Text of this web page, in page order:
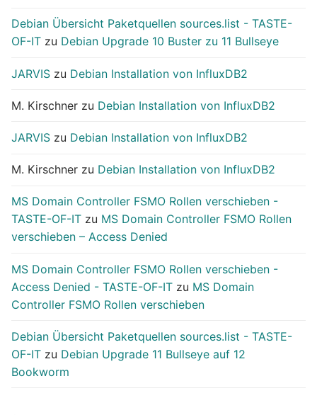
Debian Übersicht Paketquellen sources.list - TASTE-
OF-IT zu Debian Upgrade 10 Buster zu 11 Bullseye
JARVIS zu Debian Installation von InfluxDB2
M. Kirschner zu Debian Installation von InfluxDB2
JARVIS zu Debian Installation von InfluxDB2
M. Kirschner zu Debian Installation von InfluxDB2
MS Domain Controller FSMO Rollen verschieben -
TASTE-OF-IT zu MS Domain Controller FSMO Rollen
verschieben – Access Denied
MS Domain Controller FSMO Rollen verschieben -
Access Denied - TASTE-OF-IT zu MS Domain
Controller FSMO Rollen verschieben
Debian Übersicht Paketquellen sources.list - TASTE-
OF-IT zu Debian Upgrade 11 Bullseye auf 12
Bookworm